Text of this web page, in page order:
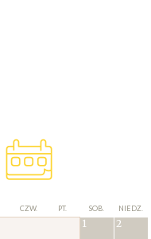
CZW. PT. SOB. NIEDZ.
1 2